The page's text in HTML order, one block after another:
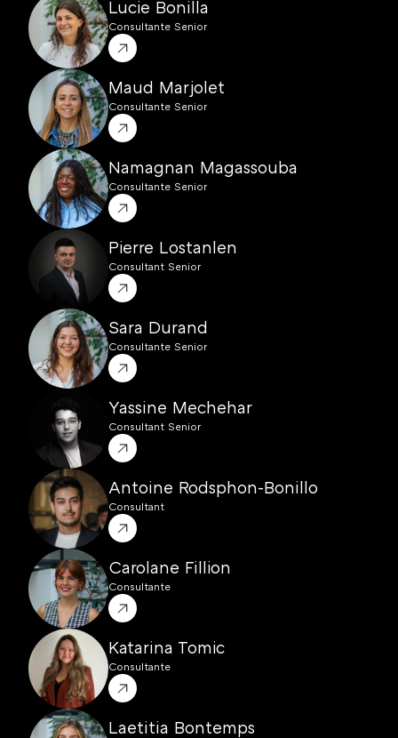
Lucie Bonilla
Consultante Senior
Maud Marjolet
Consultante Senior
Namagnan Magassouba
Consultante Senior
Pierre Lostanlen
Consultant Senior
Sara Durand
Consultante Senior
Yassine Mechehar
Consultant Senior
Antoine Rodsphon-Bonillo
Consultant
Carolane Fillion
Consultante
Katarina Tomic
Consultante
Laetitia Bontemps